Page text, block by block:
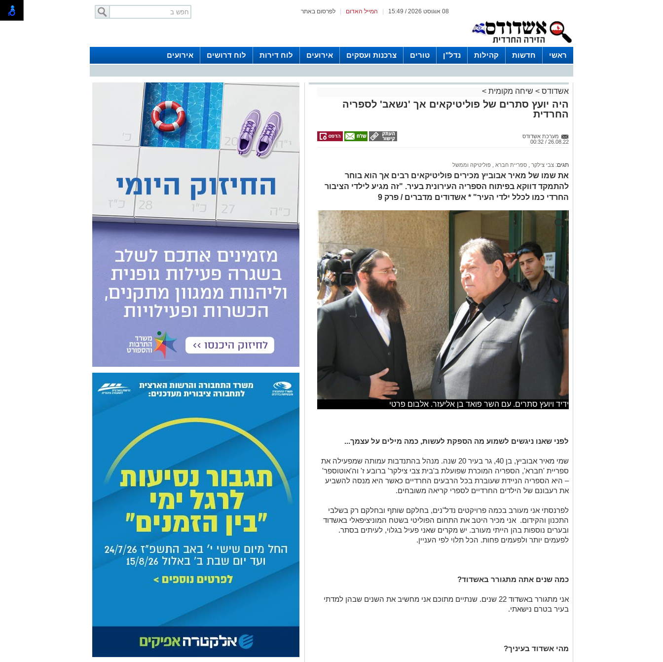
לפרסום באתר המייל האדום 08 אוגוסט 2026 / 15:49
ראשי חדשות קהילות נדל"ן טורים צרכנות ועסקים אירועים לוח דירות לוח דרושים אירועים
אשדודס > שיחה מקומית >
היה יועץ סתרים של פוליטיקאים אך 'נשאב' לספריה
החרדית
מערכת אשדודס
26.08.22 / 00:32
תגים: צבי צילקר ספריית חברא פוליטיקה וממשל
את שמו של מאיר אבוביץ מכירים פוליטיקאים רבים אך הוא בוחר
להתמקד דווקא בפיתוח הספריה העירונית בעיר. "זה מגיע לילדי הציבור
החרדי כמו לכלל ילדי העיר" * אשדודים מדברים / פרק 9
ידיד ויועץ סתרים. עם השר פואד בן אליעזר. אלבום פרטי
לפני שאנו ניגשים לשמוע מה הספקת לעשות, כמה מילים על עצמך...
שמי מאיר אבוביץ, בן 40, גר בעיר 20 שנה. מנהל בהתנדבות עמותה שמפעילה את
ספריית 'חברא', הספריה המוכרת שפועלת ב'בית צבי צילקר' ברובע ז' וה'אוטוספר'
– היא הספריה הניידת שעוברת בכל הרבעים החרדיים כאשר היא מנסה להשביע
את רעבונם של הילדים החרדיים לספרי קריאה משובחים.
לפרנסתי אני מעורב בכמה פרויקטים נדל"נים, בחלקם שותף ובחלקם רק בשלבי
התכנון והקידום. אני מכיר היטב את התחום הפוליטי בשטח המוניציפאלי באשדוד
ובערים נוספות בהן הייתי מעורב. יש מקרים שאני פעיל בגלוי, לעיתים בסתר.
לפעמים יותר ולפעמים פחות. הכל תלוי לפי העניין.
כמה שנים אתה מתגורר באשדוד?
אני מתגורר באשדוד 22 שנים. שנתיים מתוכם אני מחשיב את השנים שבהן למדתי
בעיר בטרם נישאתי.
מהי אשדוד בעיניך?